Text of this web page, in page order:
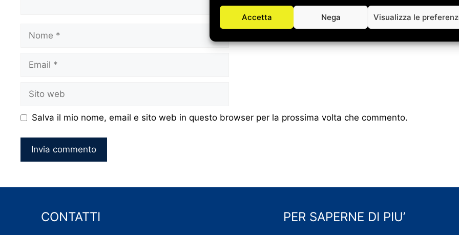
Accetta Nega Visualizza le
Nome
Email
Sito
web
Salva il mio nome, email e sito web in questo browser per la prossima volta che commento.
CONTATTI PER SAPERNE DI PIU’